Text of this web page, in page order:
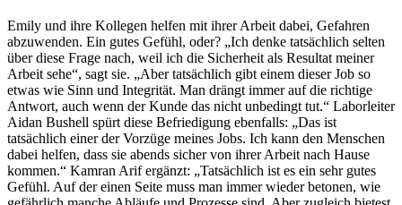
Emily und ihre Kollegen helfen mit ihrer Arbeit dabei, Gefahren
abzuwenden. Ein gutes Gefühl, oder? „Ich denke tatsächlich selten
über diese Frage nach, weil ich die Sicherheit als Resultat meiner
Arbeit sehe“, sagt sie. „Aber tatsächlich gibt einem dieser Job so
etwas wie Sinn und Integrität. Man drängt immer auf die richtige
Antwort, auch wenn der Kunde das nicht unbedingt tut.“ Laborleiter
Aidan Bushell spürt diese Befriedigung ebenfalls: „Das ist
tatsächlich einer der Vorzüge meines Jobs. Ich kann den Menschen
dabei helfen, dass sie abends sicher von ihrer Arbeit nach Hause
kommen.“ Kamran Arif ergänzt: „Tatsächlich ist es ein sehr gutes
Gefühl. Auf der einen Seite muss man immer wieder betonen, wie